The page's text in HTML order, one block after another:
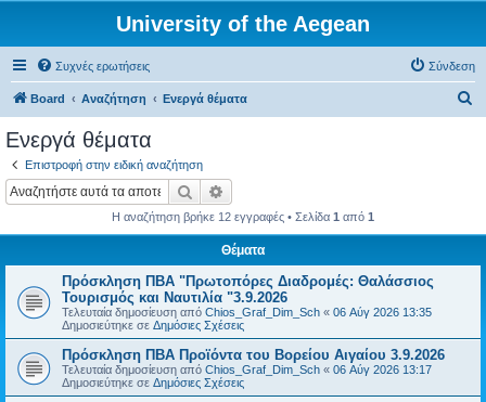
University of the Aegean
Συχνές ερωτήσεις Σύνδεση
Board Αναζήτηση Ενεργά θέματα
Ενεργά θέματα
Επιστροφή στην ειδική αναζήτηση
Αναζήτηση
Η αναζήτηση βρήκε 12 εγγραφές • Σελίδα 1 από 1
Θέματα
Πρόσκληση ΠΒΑ "Πρωτοπόρες Διαδρομές: Θαλάσσιος
Τουρισμός και Ναυτιλία "3.9.2026
Τελευταία δημοσίευση από Chios_Graf_Dim_Sch « 06 Αύγ 2026 13:35
Δημοσιεύτηκε σε Δημόσιες Σχέσεις
Πρόσκληση ΠΒΑ Προϊόντα του Βορείου Αιγαίου 3.9.2026
Τελευταία δημοσίευση από Chios_Graf_Dim_Sch « 06 Αύγ 2026 13:17
Δημοσιεύτηκε σε Δημόσιες Σχέσεις